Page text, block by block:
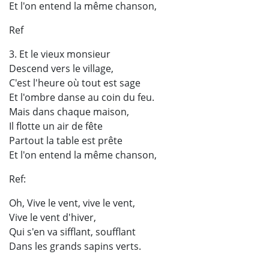
Et l'on entend la même chanson,
Ref
3. Et le vieux monsieur
Descend vers le village,
C'est l'heure où tout est sage
Et l'ombre danse au coin du feu.
Mais dans chaque maison,
Il flotte un air de fête
Partout la table est prête
Et l'on entend la même chanson,
Ref:
Oh, Vive le vent, vive le vent,
Vive le vent d'hiver,
Qui s'en va sifflant, soufflant
Dans les grands sapins verts.